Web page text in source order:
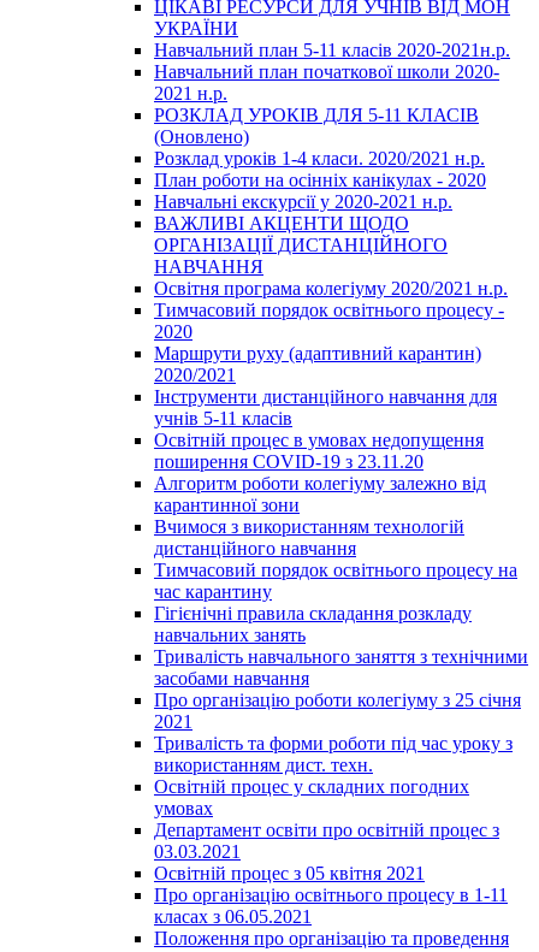
ЦІКАВІ РЕСУРСИ ДЛЯ УЧНІВ ВІД МОН
УКРАЇНИ
Навчальний план 5-11 класів 2020-2021н.р.
Навчальний план початкової школи 2020-
2021 н.р.
РОЗКЛАД УРОКІВ ДЛЯ 5-11 КЛАСІВ
(Оновлено)
Розклад уроків 1-4 класи. 2020/2021 н.р.
План роботи на осінніх канікулах - 2020
Навчальні екскурсії у 2020-2021 н.р.
ВАЖЛИВІ АКЦЕНТИ ЩОДО
ОРГАНІЗАЦІЇ ДИСТАНЦІЙНОГО
НАВЧАННЯ
Освітня програма колегіуму 2020/2021 н.р.
Тимчасовий порядок освітнього процесу -
2020
Маршрути руху (адаптивний карантин)
2020/2021
Інструменти дистанційного навчання для
учнів 5-11 класів
Освітній процес в умовах недопущення
поширення COVID-19 з 23.11.20
Алгоритм роботи колегіуму залежно від
карантинної зони
Вчимося з використанням технологій
дистанційного навчання
Тимчасовий порядок освітнього процесу на
час карантину
Гігієнічні правила складання розкладу
навчальних занять
Тривалість навчального заняття з технічними
засобами навчання
Про організацію роботи колегіуму з 25 січня
2021
Тривалість та форми роботи під час уроку з
використанням дист. техн.
Освітній процес у складних погодних
умовах
Департамент освіти про освітній процес з
03.03.2021
Освітній процес з 05 квітня 2021
Про організацію освітнього процесу в 1-11
класах з 06.05.2021
Положення про організацію та проведення